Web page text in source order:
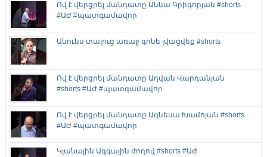
Ով է վերցրել մանդատը Աննա Գրիգորյան #shorts
#ԱԺ #պատգամավոր
Անունս տալուց առաջ գոնե լվացվեք #shorts
Ով է վերցրել մանդատը Աղվան Վարդանյան
#shorts #ԱԺ #պատգամավոր
Ով է վերցրել մանդատը Ագնեսա Խամոյան #shorts
#ԱԺ #պատգամավոր
Կլանային Ազգային ժողով #shorts #ԱԺ